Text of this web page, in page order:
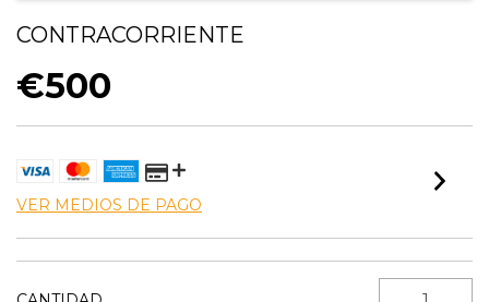
CONTRACORRIENTE
€500
VER MEDIOS DE PAGO